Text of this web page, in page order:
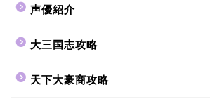
声優紹介
大三国志攻略
天下大豪商攻略